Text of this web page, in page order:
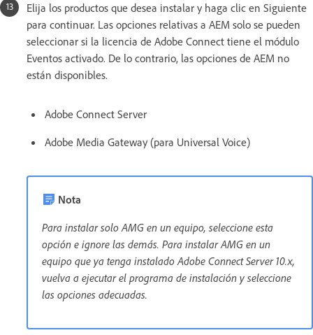
Elija los productos que desea instalar y haga clic en Siguiente
para continuar. Las opciones relativas a AEM solo se pueden
seleccionar si la licencia de Adobe Connect tiene el módulo
Eventos activado. De lo contrario, las opciones de AEM no
están disponibles.
Adobe Connect Server
Adobe Media Gateway (para Universal Voice)
Nota
Para instalar solo AMG en un equipo, seleccione esta
opción e ignore las demás. Para instalar AMG en un
equipo que ya tenga instalado Adobe Connect Server 10.x,
vuelva a ejecutar el programa de instalación y seleccione
las opciones adecuadas.